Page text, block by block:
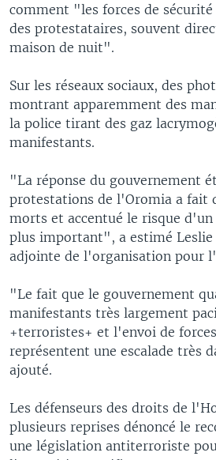
comment "les forces de
des protestataires, souvent
maison de nuit".
Sur les réseaux sociaux, des
montrant apparemment des
la police tirant des gaz
manifestants.
"La réponse du gouvernement
protestations de l'Oromia a fait
morts et accentué le risque d'un
plus important", a estimé
adjointe de l'organisation pour
"Le fait que le gouvernement
manifestants très largement
+terroristes+ et l'envoi de
représentent une escalade très
ajouté.
Les défenseurs des droits de
plusieurs reprises dénoncé le
une législation antiterroriste